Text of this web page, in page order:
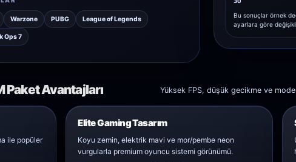
Warzone PUBG League of Legends
Ops 7
Bu sonuçlar örnek
ayarlara göre
Paket Avantajları Yüksek FPS, düşük gecikme ve
ile popüler
Elite Gaming Tasarım
Koyu zemin, elektrik mavi ve mor/pembe neon
vurgularla premium oyuncu sistemi görünümü.